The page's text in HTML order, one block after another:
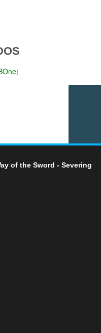
)
of the Sword - Severing